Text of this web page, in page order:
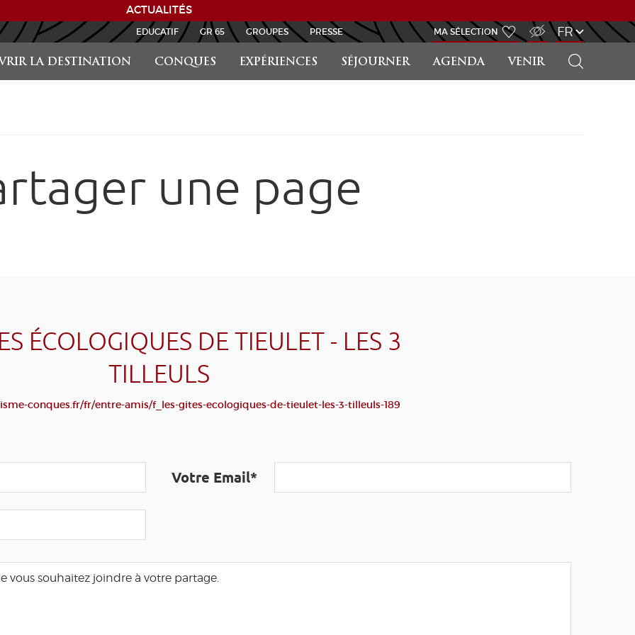
ACTUALITÉS
LA DESTINATION CONQUES EXPÉRIENCES SÉJOURNER AGENDA VENIR
EDUCATIF GR 65 GROUPES PRESSE MA SÉLECTION FR
une page
ÉCOLOGIQUES DE TIEULET - LES 3
TILLEULS
conques.fr/fr/entre-amis/f_les-gites-ecologiques-de-tieulet-les-3-tilleuls-189
Votre Email*